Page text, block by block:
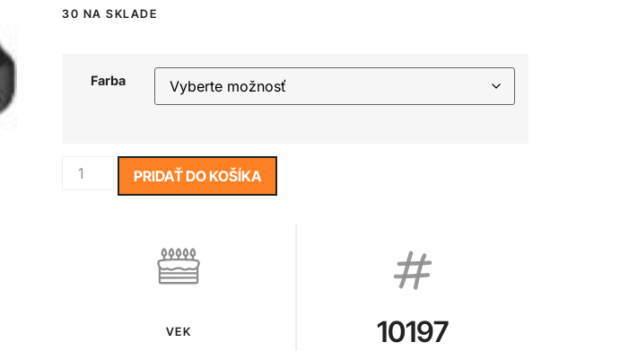
30 NA SKLADE
Farba
PRIDAŤ DO KOŠÍKA
VEK 10197